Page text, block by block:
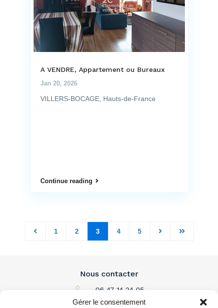
Gérer le consentement
A VENDRE, Appartement ou Bureaux
Jan 20, 2026
VILLERS-BOCAGE, Hauts-de-France
Continue reading
1 2 3 4 5
Nous contacter
06 47 14 24 05
Par email